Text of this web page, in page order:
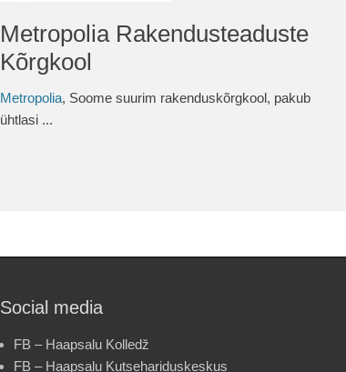
Metropolia Rakendusteaduste
Kõrgkool
Metropolia, Soome suurim rakenduskõrgkool, pakub
ühtlasi ...
Social media
FB – Haapsalu Kolledž
FB – Haapsalu Kutsehariduskeskus